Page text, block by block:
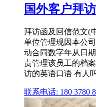
国外客户拜
拜访函及回信范文(
单位管理现因本公
动合同数字年从日
责管理该员工的档
访的英语口语 有人
联系电话: 180 3780